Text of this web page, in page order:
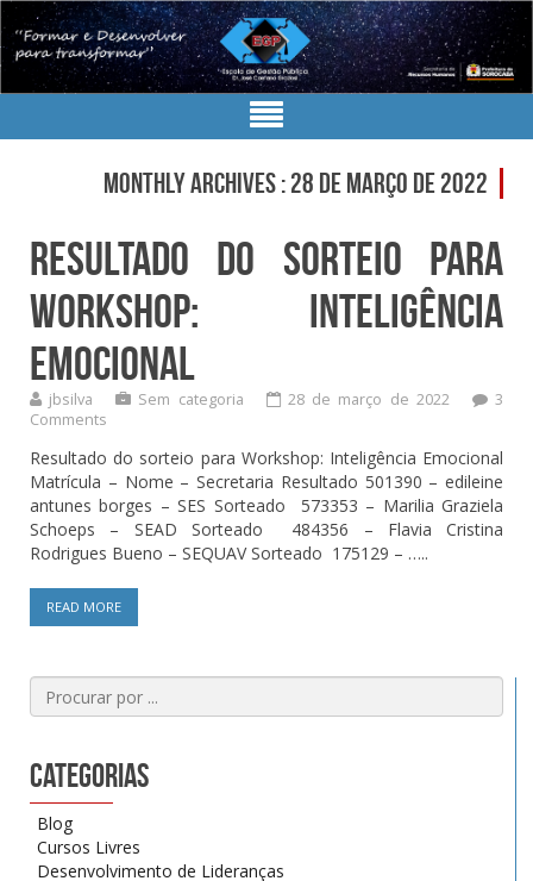
Monthly Archives : 28 de março de 2022
Resultado do sorteio para
Workshop: Inteligência
Emocional
jbsilva Sem categoria 28 de março de 2022
3
Comments
Resultado do sorteio para Workshop: Inteligência Emocional
Matrícula – Nome – Secretaria Resultado 501390 – edileine
antunes borges – SES Sorteado 573353 – Marilia Graziela
Schoeps – SEAD Sorteado 484356 – Flavia Cristina
Rodrigues Bueno – SEQUAV Sorteado 175129 – …..
READ MORE
Categorias
Blog
Cursos Livres
Desenvolvimento de Lideranças